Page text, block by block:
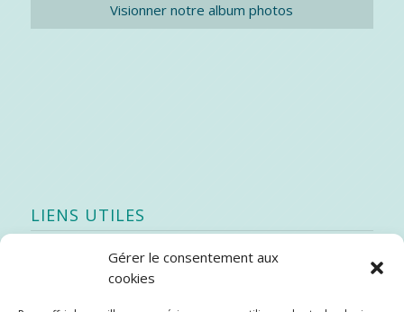
Gérer le consentement aux
cookies
Visionner notre album photos
LIENS UTILES
Quoi de neuf